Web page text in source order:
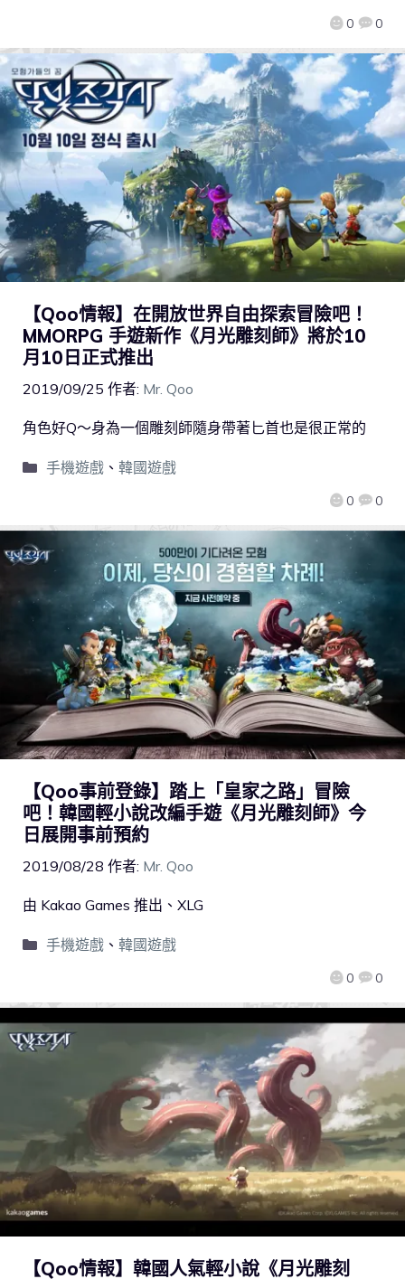
0 0
【Qoo情報】在開放世界自由探索冒險吧！
MMORPG 手遊新作《月光雕刻師》將於10
月10日正式推出
2019/09/25 作者: Mr. Qoo
0 0
角色好Q～身為一個雕刻師隨身帶著匕首也是很正常的
手機遊戲、 韓國遊戲
【Qoo事前登錄】踏上「皇家之路」冒險
吧！韓國輕小說改編手遊《月光雕刻師》今
日展開事前預約
2019/08/28 作者: Mr. Qoo
0 0
由 Kakao Games 推出、XLG
手機遊戲、 韓國遊戲
【Qoo情報】韓國人氣輕小說《月光雕刻